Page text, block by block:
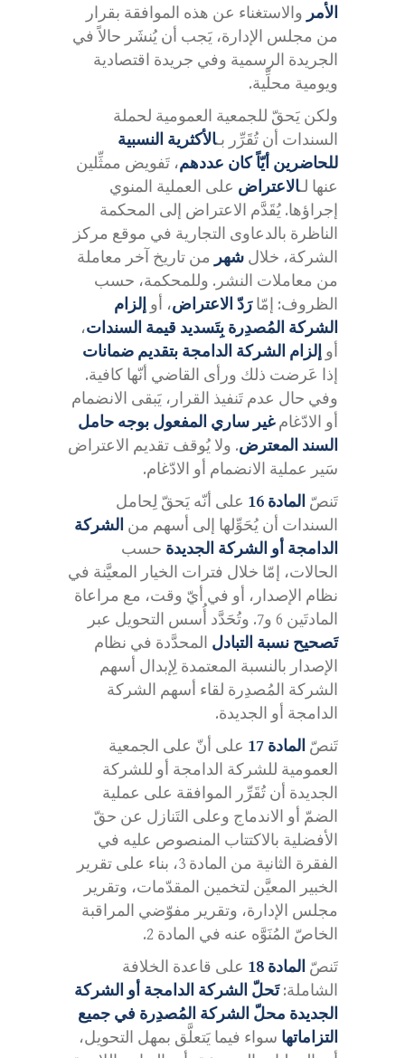
الأمر والاستغناء عن هذه الموافقة بقرار
من مجلس الإدارة، يَجب أن يُنشَر حالاً في
الجريدة الرسمية وفي جريدة اقتصادية
ويومية محلِّية.
ولكن يَحقّ للجمعية العمومية لحملة
السندات أن تُقَرِّر بـالأكثرية النسبية
للحاضرين أيّاً كان عددهم، تَفويض ممثِّلين
عنها لـالاعتراض على العملية المنوي
إجراؤها. يُقَدَّم الاعتراض إلى المحكمة
الناظرة بالدعاوى التجارية في موقع مركز
الشركة، خلال شهر من تاريخ آخر معاملة
من معاملات النشر. وللمحكمة، حسب
الظروف: إمّارَدّ الاعتراض، أو إلزام
الشركة المُصدِرة بِتَسديد قيمة السندات،
أو إلزام الشركة الدامجة بتقديم ضمانات
إذا عَرضت ذلك ورأى القاضي أنّها كافية.
وفي حال عدم تَنفيذ القرار، يَبقى الانضمام
أو الادّغامغير ساري المفعول بوجه حامل
السند المعترض. ولا يُوقف تقديم الاعتراض
سَير عملية الانضمام أو الادّغام.
تَنصّ المادة 16
على أنّه يَحقّ لِحامل
السندات أن يُحَوِّلها إلى أسهم من الشركة
الدامجة أو الشركة الجديدة حسب
الحالات، إمّا خلال فترات الخيار المعيَّنة في
نظام الإصدار، أو في أيّ وقت، مع مراعاة
المادتَين 6 و7. وتُحَدَّد أُسس التحويل عبر
تَصحيح نسبة التبادل المحدَّدة في نظام
الإصدار بالنسبة المعتمدة لِإبدال أسهم
الشركة المُصدِرة لقاء أسهم الشركة
الدامجة أو الجديدة.
تَنصّ المادة 17
على أنّ على الجمعية
العمومية للشركة الدامجة أو للشركة
الجديدة أن تُقَرِّر الموافقة على عملية
الضمّ أو الاندماج وعلى التَنازل عن حقّ
الأفضلية بالاكتتاب المنصوص عليه في
الفقرة الثانية من المادة 3، بناء على تقرير
الخبير المعيَّن لتخمين المقدّمات، وتقرير
مجلس الإدارة، وتقرير مفوّضي المراقبة
الخاصّ المُنَوَّه عنه في المادة 2.
تَنصّ المادة 18
على قاعدة الخلافة
الشاملة:تَحلّ الشركة الدامجة أو الشركة
الجديدة محلّ الشركة المُصدِرة في جميع
التزاماتها سواء فيما يَتعلَّق بمهل التحويل،